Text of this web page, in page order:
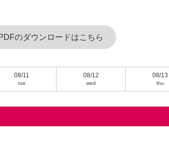
のダウンロードはこちら
08/11
tue
08/12
wed
08/13
thu